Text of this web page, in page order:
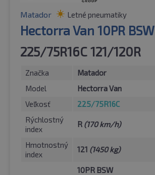
Matador Letné pneumatiky
Hectorra Van 10PR BSW
225/75R16C 121/120R
Značka
Matador
Model
Hectorra Van
Veľkosť
225/75R16C
Rýchlostný
index
R (170 km/h)
Hmotnostný
index
121 (1450 kg)
10PR BSW